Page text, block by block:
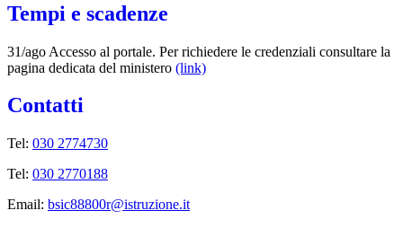
Tempi e scadenze
31/ago Accesso al portale. Per richiedere le credenziali consultare la
pagina dedicata del ministero (link)
Contatti
Tel: 030 2774730
Tel: 030 2770188
Email: bsic88800r@istruzione.it